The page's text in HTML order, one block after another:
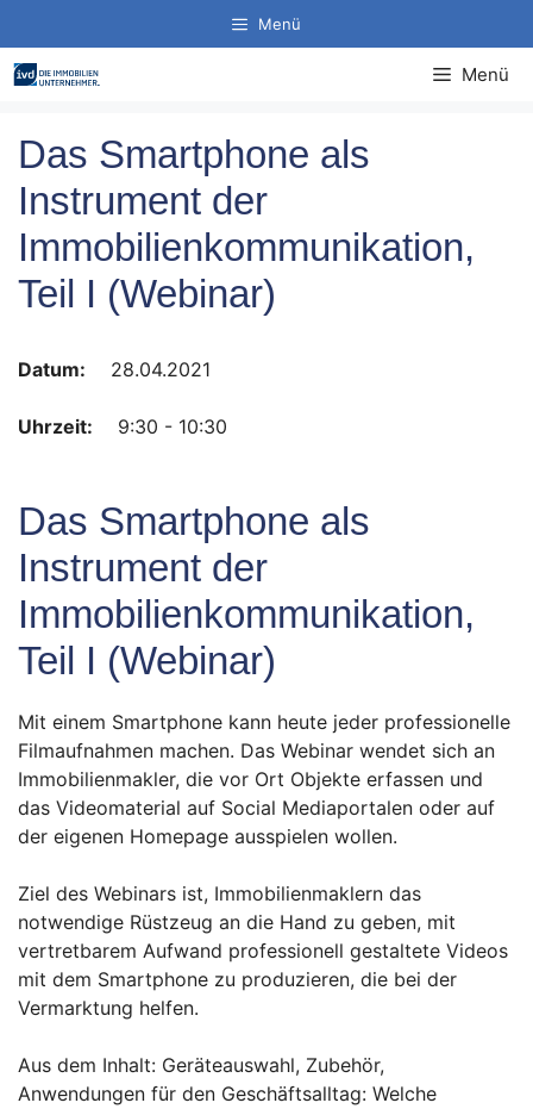
Inhalt
springen
Menü
Menü
Das Smartphone als
Instrument der
Immobilienkommunikation,
Teil I (Webinar)
Datum: 28.04.2021
Uhrzeit: 9:30 - 10:30
Das Smartphone als
Instrument der
Immobilienkommunikation,
Teil I (Webinar)
Mit einem Smartphone kann heute jeder professionelle
Filmaufnahmen machen. Das Webinar wendet sich an
Immobilienmakler, die vor Ort Objekte erfassen und
das Videomaterial auf Social Mediaportalen oder auf
der eigenen Homepage ausspielen wollen.
Ziel des Webinars ist, Immobilienmaklern das
notwendige Rüstzeug an die Hand zu geben, mit
vertretbarem Aufwand professionell gestaltete Videos
mit dem Smartphone zu produzieren, die bei der
Vermarktung helfen.
Aus dem Inhalt: Geräteauswahl, Zubehör,
Anwendungen für den Geschäftsalltag: Welche